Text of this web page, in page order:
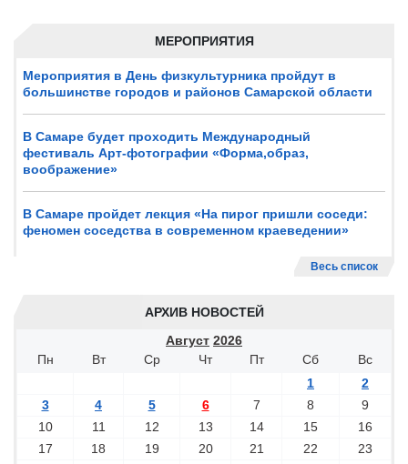
МЕРОПРИЯТИЯ
Мероприятия в День физкультурника пройдут в
большинстве городов и районов Самарской области
В Самаре будет проходить Международный
фестиваль Арт-фотографии «Форма,образ,
воображение»
В Самаре пройдет лекция «На пирог пришли соседи:
феномен соседства в современном краеведении»
Весь список
АРХИВ НОВОСТЕЙ
Август 2026
Пн
Вт Ср Чт Пт Сб
Вс
1
2
3
4 5 6 7 8
9
10
11 12 13 14 15
16
17
18 19 20 21 22
23